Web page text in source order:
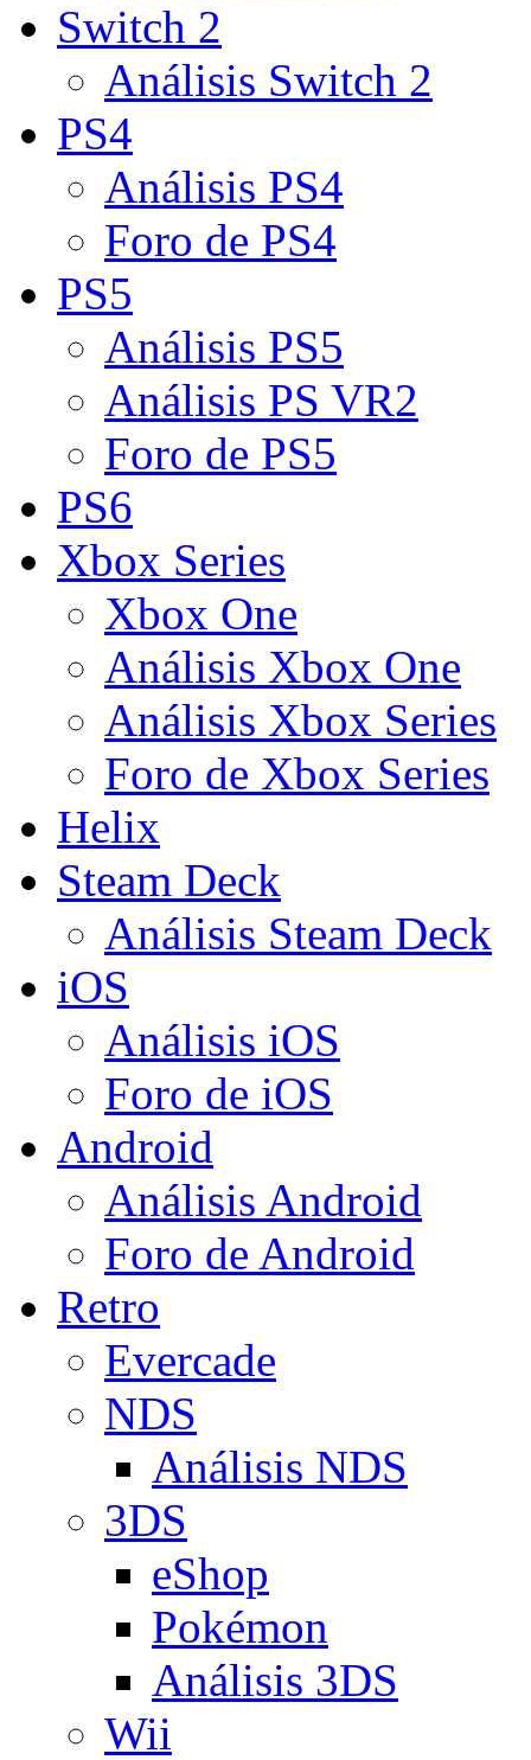
Switch 2
Análisis Switch 2
PS4
Análisis PS4
Foro de PS4
PS5
Análisis PS5
Análisis PS VR2
Foro de PS5
PS6
Xbox Series
Xbox One
Análisis Xbox One
Análisis Xbox Series
Foro de Xbox Series
Helix
Steam Deck
Análisis Steam Deck
iOS
Análisis iOS
Foro de iOS
Android
Análisis Android
Foro de Android
Retro
Evercade
NDS
Análisis NDS
3DS
eShop
Pokémon
Análisis 3DS
Wii